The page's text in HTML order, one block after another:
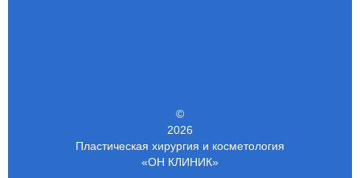
©
2026
Пластическая хирургия и косметология
«ОН КЛИНИК»